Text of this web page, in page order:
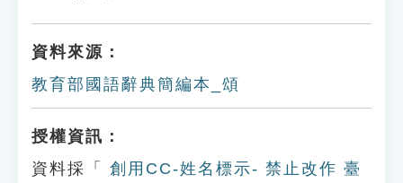
資料來源：
教育部國語辭典簡編本_頌
授權資訊：
資料採「
創用CC-姓名標示- 禁止改作 臺